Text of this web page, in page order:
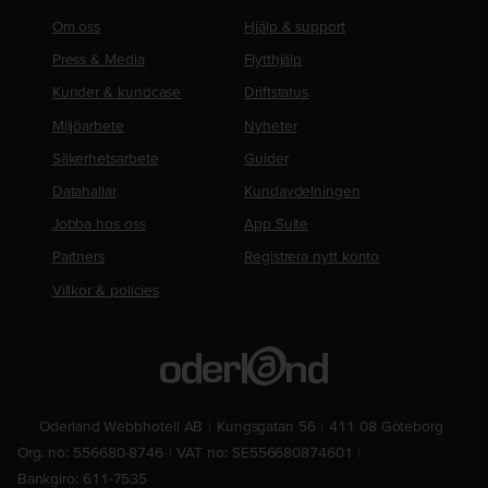
Om oss
Press & Media
Kunder & kundcase
Miljöarbete
Säkerhetsarbete
Datahallar
Jobba hos oss
Partners
Villkor & policies
Hjälp & support
Flytthjälp
Driftstatus
Nyheter
Guider
Kundavdelningen
App Suite
Registrera nytt konto
Oderland Webbhotell AB Kungsgatan 56
411 08 Göteborg
Org. no: 556680-8746
VAT no: SE556680874601
Bankgiro: 611-7535